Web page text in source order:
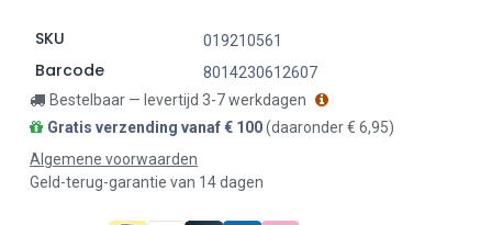
SKU 019210561
Barcode
8014230612607
Bestelbaar — levertijd 3-7 werkdagen
Gratis verzending vanaf € 100(daaronder € 6,95)
Algemene voorwaarden
Geld-terug-garantie van 14 dagen